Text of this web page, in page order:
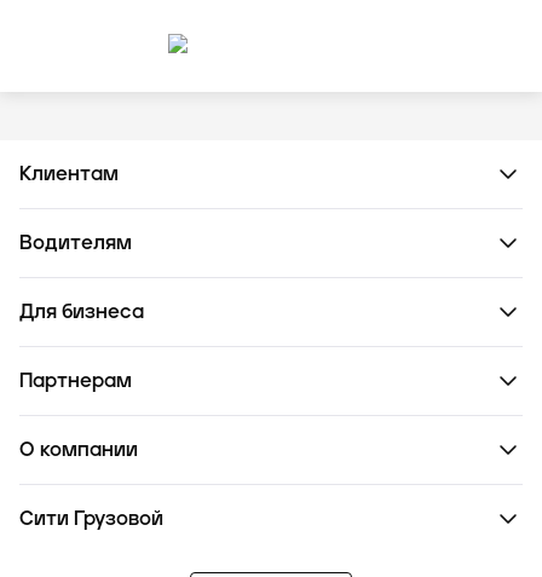
Клиентам
Водителям
Для бизнеса
Партнерам
О компании
Сити Грузовой